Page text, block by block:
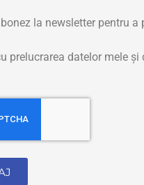
la newsletter pentru
prelucrarea datelor mele